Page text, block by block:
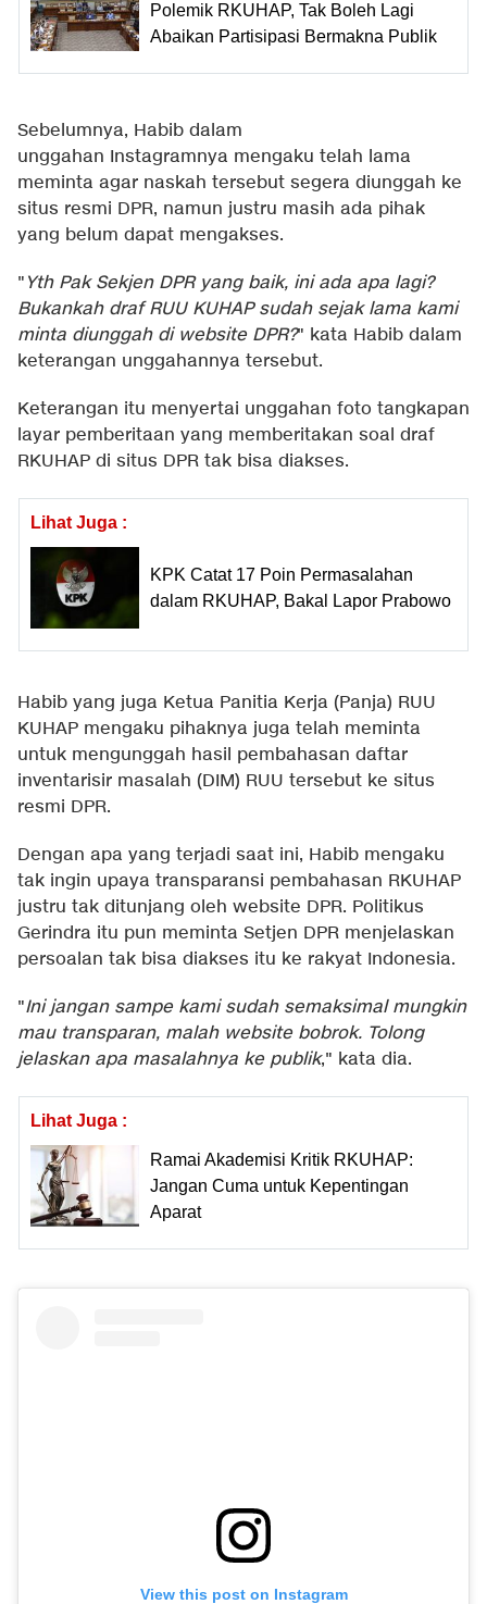
Polemik RKUHAP, Tak Boleh Lagi
Abaikan Partisipasi Bermakna Publik
Sebelumnya, Habib dalam
unggahan Instagramnya mengaku telah lama
meminta agar naskah tersebut segera diunggah ke
situs resmi DPR, namun justru masih ada pihak
yang belum dapat mengakses.
"Yth Pak Sekjen DPR yang baik, ini ada apa lagi?
Bukankah draf RUU KUHAP sudah sejak lama kami
minta diunggah di website DPR?" kata Habib dalam
keterangan unggahannya tersebut.
Keterangan itu menyertai unggahan foto tangkapan
layar pemberitaan yang memberitakan soal draf
RKUHAP di situs DPR tak bisa diakses.
Lihat Juga :
KPK Catat 17 Poin Permasalahan
dalam RKUHAP, Bakal Lapor Prabowo
Habib yang juga Ketua Panitia Kerja (Panja) RUU
KUHAP mengaku pihaknya juga telah meminta
untuk mengunggah hasil pembahasan daftar
inventarisir masalah (DIM) RUU tersebut ke situs
resmi DPR.
Dengan apa yang terjadi saat ini, Habib mengaku
tak ingin upaya transparansi pembahasan RKUHAP
justru tak ditunjang oleh website DPR. Politikus
Gerindra itu pun meminta Setjen DPR menjelaskan
persoalan tak bisa diakses itu ke rakyat Indonesia.
"Ini jangan sampe kami sudah semaksimal mungkin
mau transparan, malah website bobrok. Tolong
jelaskan apa masalahnya ke publik," kata dia.
Lihat Juga :
Ramai Akademisi Kritik RKUHAP:
Jangan Cuma untuk Kepentingan
Aparat
View this post on Instagram